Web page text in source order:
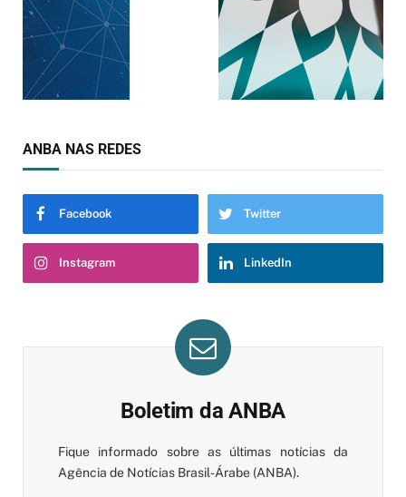
ANBA NAS REDES
Facebook Twitter
Instagram LinkedIn
Boletim da ANBA
Fique informado sobre as últimas notícias da
Agência de Notícias Brasil-Árabe (ANBA).